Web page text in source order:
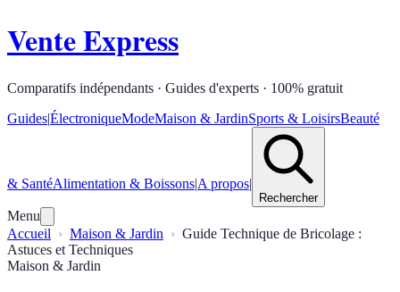
Vente Express
Comparatifs indépendants · Guides d'experts · 100% gratuit
Guides|ÉlectroniqueModeMaison & JardinSports & LoisirsBeauté
& SantéAlimentation & Boissons|A propos|
Rechercher
Menu
Accueil
Maison & Jardin
Guide Technique de Bricolage :
Astuces et Techniques
Maison & Jardin